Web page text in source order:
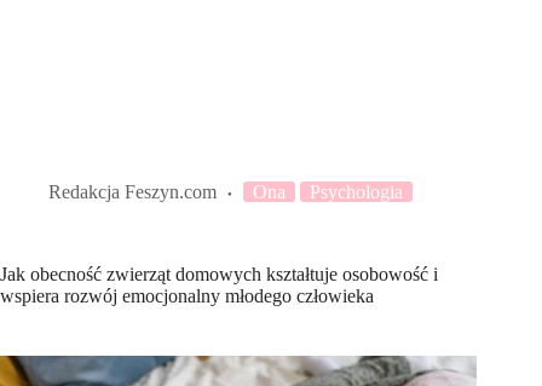
Redakcja Feszyn.com Ona Psychologia
Jak obecność zwierząt domowych kształtuje osobowość i
wspiera rozwój emocjonalny młodego człowieka